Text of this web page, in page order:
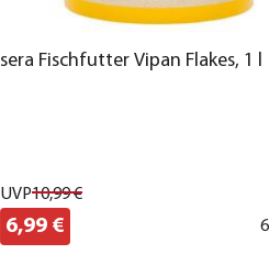
sera Fischfutter Vipan Flakes, 1 l
UVP10,99€
6,99 €